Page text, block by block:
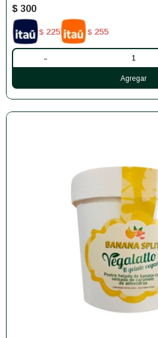
$ 300
$ 225 $ 255
-